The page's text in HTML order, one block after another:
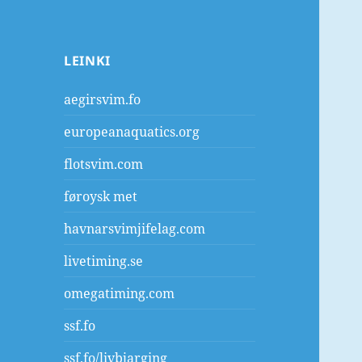
LEINKI
aegirsvim.fo
europeanaquatics.org
flotsvim.com
føroysk met
havnarsvimjifelag.com
livetiming.se
omegatiming.com
ssf.fo
ssf.fo/livbjarging